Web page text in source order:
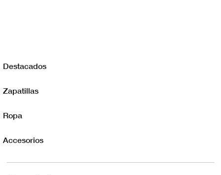
Destacados
Zapatillas
Ropa
Accesorios